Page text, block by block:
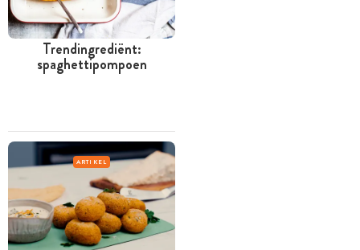
Trendingrediënt:
spaghettipompoen
ARTIKEL